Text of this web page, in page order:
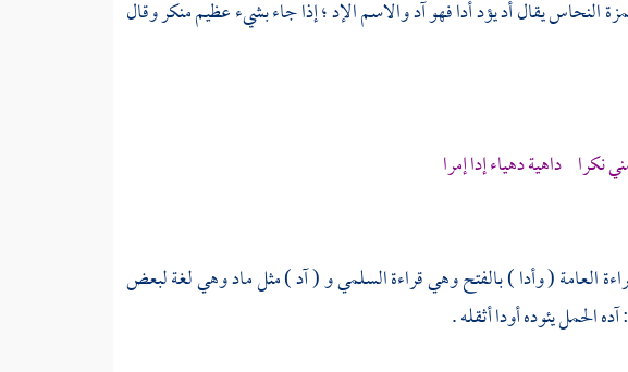
النحاسيقال أد يؤد أدا فهو آد والاسم الإد ؛ إذا جاء بشيء عظيم منكر وقال
نكرا داهية دهياء إدا إمرا
العامة ( وأدا ) بالفتح وهي قراءة السلمي و ( آد ) مثل ماد وهي لغة لبعض
الحمل يئوده أودا أثقله .